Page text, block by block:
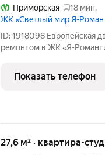
Приморская
18 мин.
ЖК «Светлый мир Я-
ID: 1918098 Европейская
ремонтом в ЖК «Я-
этаже, выходите на
и смотрите на
Показать телефон
27,6 м² · квартира-